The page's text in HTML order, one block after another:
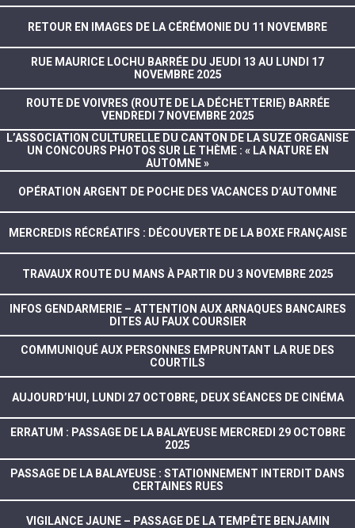
RETOUR EN IMAGES DE LA CÉRÉMONIE DU 11 NOVEMBRE
RUE MAURICE LOCHU BARRÉE DU JEUDI 13 AU LUNDI 17
NOVEMBRE 2025
ROUTE DE VOIVRES (ROUTE DE LA DÉCHETTERIE) BARRÉE
VENDREDI 7 NOVEMBRE 2025
L’ASSOCIATION CULTURELLE DU CANTON DE LA SUZE ORGANISE
UN CONCOURS PHOTOS SUR LE THÈME : « LA NATURE EN
AUTOMNE »
OPÉRATION ARGENT DE POCHE DES VACANCES D’AUTOMNE
MERCREDIS RÉCRÉATIFS : DÉCOUVERTE DE LA BOXE FRANÇAISE
TRAVAUX ROUTE DU MANS À PARTIR DU 3 NOVEMBRE 2025
INFOS GENDARMERIE – ATTENTION AUX ARNAQUES BANCAIRES
DITES AU FAUX COURSIER
COMMUNIQUÉ AUX PERSONNES EMPRUNTANT LA RUE DES
COURTILS
AUJOURD’HUI, LUNDI 27 OCTOBRE, DEUX SÉANCES DE CINÉMA
ERRATUM : PASSAGE DE LA BALAYEUSE MERCREDI 29 OCTOBRE
2025
PASSAGE DE LA BALAYEUSE : STATIONNEMENT INTERDIT DANS
CERTAINES RUES
VIGILANCE JAUNE – PASSAGE DE LA TEMPÊTE BENJAMIN